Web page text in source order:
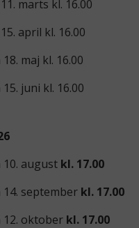
marts kl. 16.00
april kl. 16.00
maj kl. 16.00
juni kl. 16.00
10. august kl. 17.00
14. september kl. 17.00
12. oktober kl. 17.00